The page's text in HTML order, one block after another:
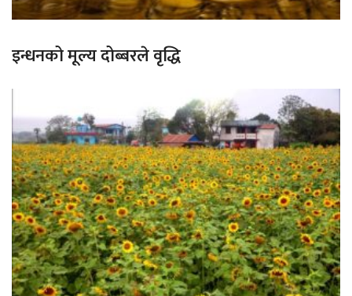
इन्धनको मूल्य दोब्बरले वृद्धि